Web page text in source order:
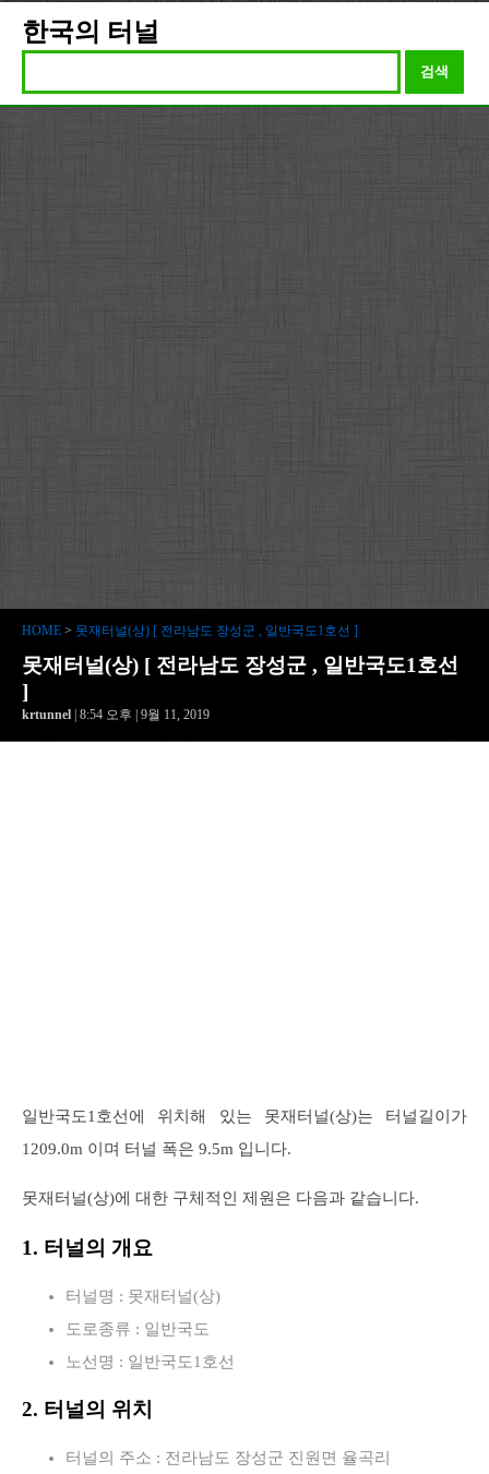
한국의 터널
검색
HOME > 못재터널(상) [ 전라남도 장성군 , 일반국도1호선 ]
못재터널(상) [ 전라남도 장성군 , 일반국도1호선
]
krtunnel | 8:54 오후 | 9월 11, 2019
일반국도1호선에 위치해 있는 못재터널(상)는 터널길이가
1209.0m 이며 터널 폭은 9.5m 입니다.
못재터널(상)에 대한 구체적인 제원은 다음과 같습니다.
1. 터널의 개요
터널명 : 못재터널(상)
도로종류 : 일반국도
노선명 : 일반국도1호선
2. 터널의 위치
터널의 주소 : 전라남도 장성군 진원면 율곡리